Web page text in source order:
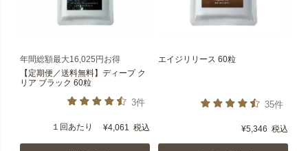
年間総額最大16,025円お得
【定期便／送料無料】ディープ ク
リア ブラック 60粒
3件
１回あたり ¥4,061 税込
エイジリリース 60粒
35件
¥5,346 税込